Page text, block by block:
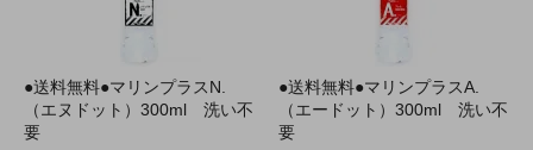
●送料無料●マリンプラスN.
（エヌドット）300ml 洗い不
要
●送料無料●マリンプラスA.
（エードット）300ml 洗い不
要